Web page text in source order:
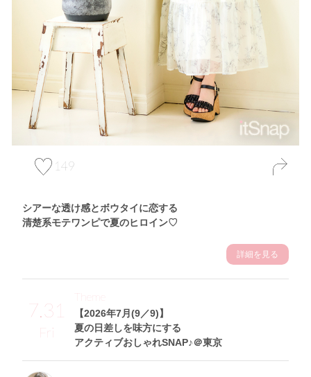
149
シアーな透け感とボウタイに恋する
清楚系モテワンピで夏のヒロイン♡
詳細を見る
7.31
Fri
【2026年7月(9／9)】
夏の日差しを味方にする
アクティブおしゃれSNAP♪＠東京
Theme